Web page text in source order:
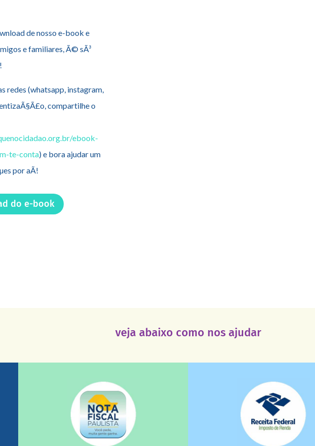
de nosso e-book e
e familiares, Ã© sÃ³
redes (whatsapp, instagram,
compartilhe o
ebook-
te-conta) e bora ajudar um
por aÃ­!
do e-book
veja abaixo como nos ajudar
saiba mais saiba mais